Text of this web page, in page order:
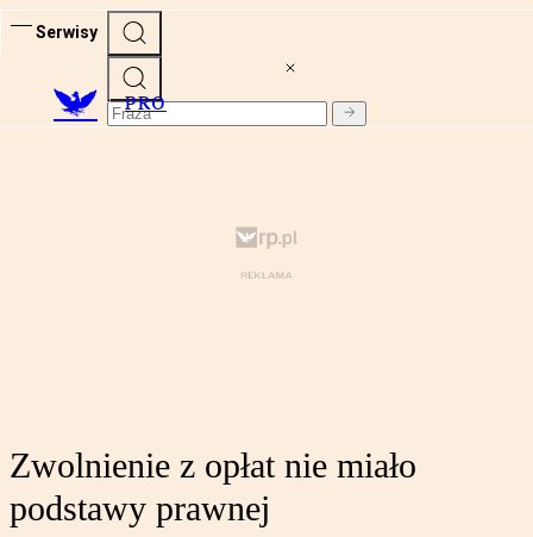
Serwisy
PRO
Zwolnienie z opłat nie miało
podstawy prawnej